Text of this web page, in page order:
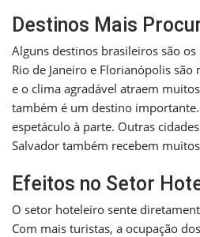
Destinos Mais
Alguns destinos brasileiros são
Rio de Janeiro e Florianópolis
e o clima agradável atraem
também é um destino
espetáculo à parte. Outras
Salvador também recebem
Efeitos no Setor
O setor hoteleiro sente
Com mais turistas, a ocupação